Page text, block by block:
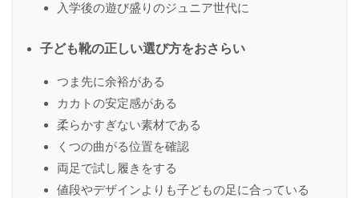
入学後の遊び盛りのジュニア世代に
子ども靴の正しい選び方をおさらい
つま先に余裕がある
カカトの安定感がある
柔らかすぎない素材である
くつの曲がる位置を確認
両足で試し履きをする
値段やデザインよりも子どもの足に合っている